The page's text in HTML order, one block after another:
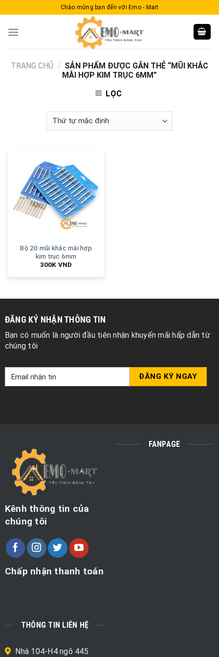
to
Chào mừng bạn đến với Emo - Mart
TRANG CHỦ / SẢN PHẨM ĐƯỢC GẮN THẺ “MŨI KHẮC
MÀI HỢP KIM TRỤC 6MM”
LỌC
Bộ 20 mũi khắc mài hợp
kim trục 6mm
300K VND
ĐĂNG KÝ NHẬN THÔNG TIN
Bạn có muốn là người đầu tiên nhận khuyến mãi hấp dẫn từ
chúng tôi
Kênh thông tin của
chúng tôi
Chấp nhận thanh toán
FANPAGE
THÔNG TIN LIÊN HỆ
Nhà 104-H4 ngõ 445